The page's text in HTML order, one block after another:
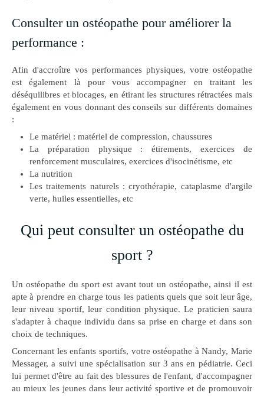
Consulter un ostéopathe pour améliorer la
performance :
Afin d'accroître vos performances physiques, votre ostéopathe
est également là pour vous accompagner en traitant les
déséquilibres et blocages, en étirant les structures rétractées mais
également en vous donnant des conseils sur différents domaines
:
Le matériel : matériel de compression, chaussures
La préparation physique : étirements, exercices de
renforcement musculaires, exercices d'isocinétisme, etc
La nutrition
Les traitements naturels : cryothérapie, cataplasme d'argile
verte, huiles essentielles, etc
Qui peut consulter un ostéopathe du
sport ?
Un ostéopathe du sport est avant tout un ostéopathe, ainsi il est
apte à prendre en charge tous les patients quels que soit leur âge,
leur niveau sportif, leur condition physique. Le praticien saura
s'adapter à chaque individu dans sa prise en charge et dans son
choix de techniques.
Concernant les enfants sportifs, votre ostéopathe à Nandy, Marie
Messager, a suivi une spécialisation sur 3 ans en pédiatrie. Ceci
lui permet d'être au fait des blessures de l'enfant, d'accompagner
au mieux les jeunes dans leur activité sportive et de promouvoir